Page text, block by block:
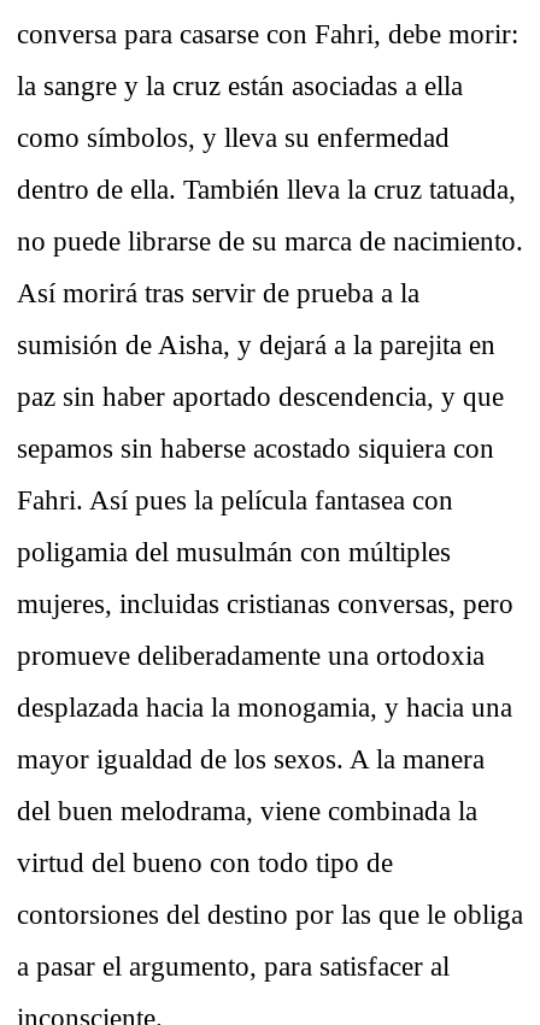
conversa para casarse con Fahri, debe morir:
la sangre y la cruz están asociadas a ella
como símbolos, y lleva su enfermedad
dentro de ella. También lleva la cruz tatuada,
no puede librarse de su marca de nacimiento.
Así morirá tras servir de prueba a la
sumisión de Aisha, y dejará a la parejita en
paz sin haber aportado descendencia, y que
sepamos sin haberse acostado siquiera con
Fahri. Así pues la película fantasea con
poligamia del musulmán con múltiples
mujeres, incluidas cristianas conversas, pero
promueve deliberadamente una ortodoxia
desplazada hacia la monogamia, y hacia una
mayor igualdad de los sexos. A la manera
del buen melodrama, viene combinada la
virtud del bueno con todo tipo de
contorsiones del destino por las que le obliga
a pasar el argumento, para satisfacer al
inconsciente.